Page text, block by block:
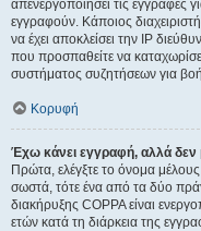
απενεργοποιήσει τις εγγραφές
εγγραφούν. Κάποιος
να έχει αποκλείσει την IP
που προσπαθείτε να
συστήματος συζητήσεων για
Κορυφή
Έχω κάνει εγγραφή, αλλά
Πρώτα, ελέγξτε το όνομα
σωστά, τότε ένα από τα δύο
διακήρυξης COPPA είναι
ετών κατά τη διάρκεια της